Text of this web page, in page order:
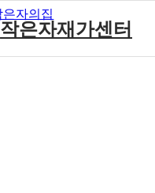
작은자재가센터